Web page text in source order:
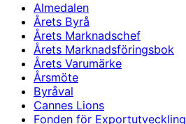
Almedalen
Årets Byrå
Årets Marknadschef
Årets Marknadsföringsbok
Årets Varumärke
Årsmöte
Byråval
Cannes Lions
Fonden för Exportutveckling